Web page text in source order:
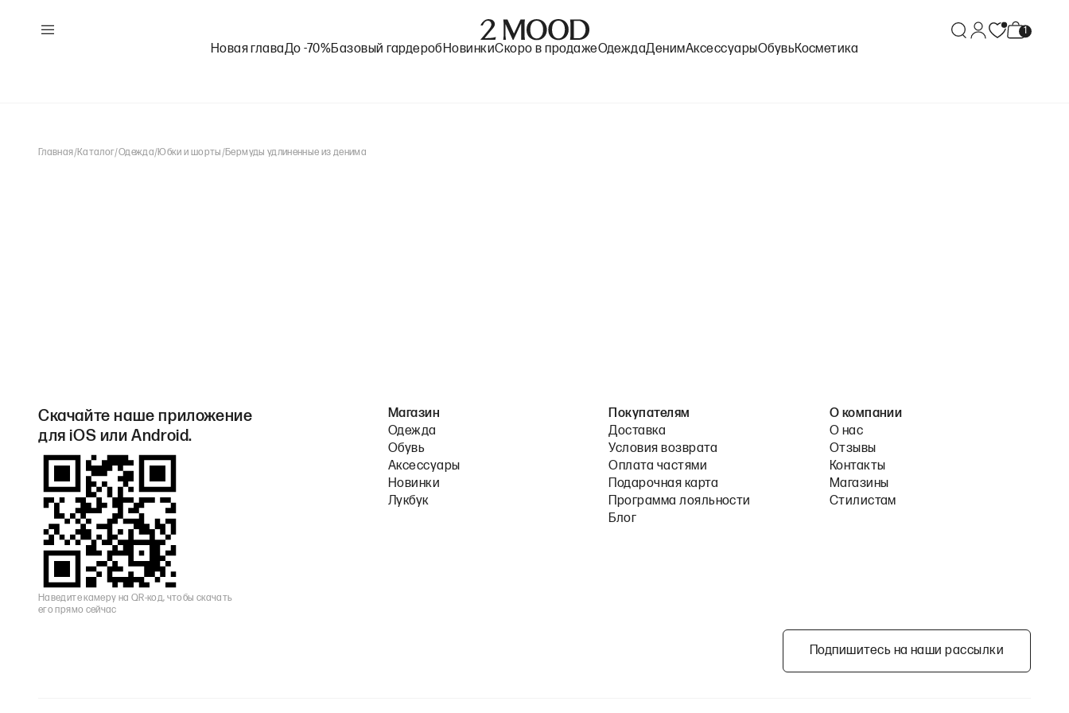
Новая главаДо -70%Базовый гардероб НовинкиСкоро в продажеОдеждаДенимАксессуарыОбувьКосметика
Главная/Каталог/Одежда/Юбки и шорты /Бермуды удлиненные из денима
Скачайте наше приложение
для iOS или Android.
Наведите камеру на QR-код, чтобы скачать
его прямо сейчас
Магазин
Одежда
Обувь
Аксессуары
Новинки
Лукбук
Покупателям
Доставка
Условия возврата
Оплата частями
Подарочная карта
Программа лояльности
Блог
О компании
О нас
Отзывы
Контакты
Магазины
Стилистам
Подпишитесь на наши рассылки